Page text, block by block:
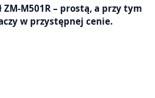
ZM-M501R – prostą, a przy tym
w przystępnej cenie.